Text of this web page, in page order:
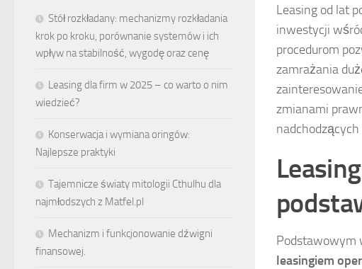
Leasing od lat
inwestycji
procedurom
zamrażania
zmianami
Podstawowym
leasingiem
Stół rozkładany: mechanizmy rozkładania
krok po kroku, porównanie systemów i ich
wpływ na stabilność, wygodę oraz cenę
Leasing dla firm w 2025 – co warto o nim
wiedzieć?
Konserwacja i wymiana oringów:
Najlepsze praktyki
Tajemnicze światy mitologii Cthulhu dla
najmłodszych z Matfel.pl
Mechanizm i funkcjonowanie dźwigni
finansowej.